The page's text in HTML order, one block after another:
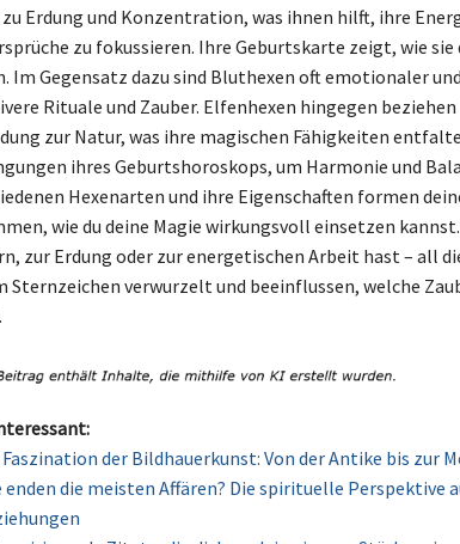
zu Erdung und Konzentration, was ihnen hilft, ihre
zu fokussieren. Ihre Geburtskarte zeigt, wie
Im Gegensatz dazu sind Bluthexen oft emotionaler
Rituale und Zauber. Elfenhexen hingegen beziehen
zur Natur, was ihre magischen Fähigkeiten
ihres Geburtshoroskops, um Harmonie und
Hexenarten und ihre Eigenschaften formen
wie du deine Magie wirkungsvoll einsetzen
zur Erdung oder zur energetischen Arbeit hast – all
Sternzeichen verwurzelt und beeinflussen, welche
Faszination der Bildhauerkunst: Von der Antike bis zur
enden die meisten Affären? Die spirituelle Perspektive